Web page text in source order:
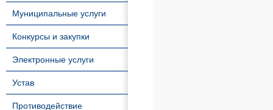
Муниципальные услуги
Конкурсы и закупки
Электронные услуги
Устав
Противодействие